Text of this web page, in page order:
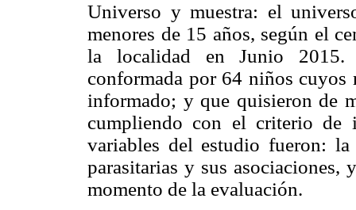
Universo y muestra: el
menores de 15 años, según el
la localidad en Junio 2015.
conformada por 64 niños cuyos
informado; y que quisieron de
cumpliendo con el criterio de
variables del estudio fueron: la
parasitarias y sus asociaciones,
momento de la evaluación.